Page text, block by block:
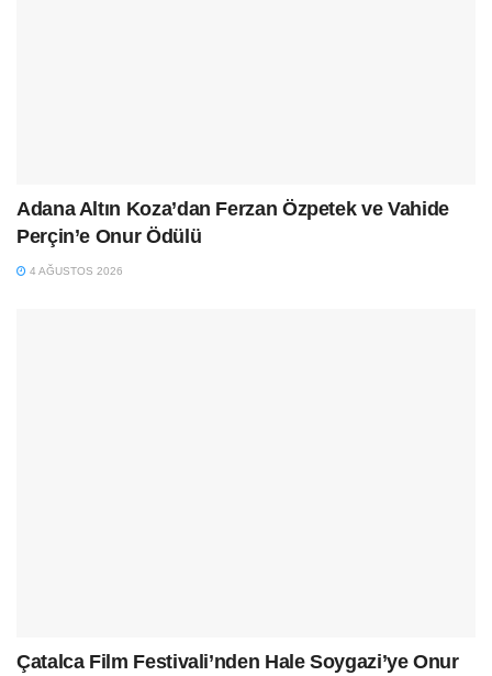
Adana Altın Koza’dan Ferzan Özpetek ve Vahide
Perçin’e Onur Ödülü
4 AĞUSTOS 2026
Çatalca Film Festivali’nden Hale Soygazi’ye Onur